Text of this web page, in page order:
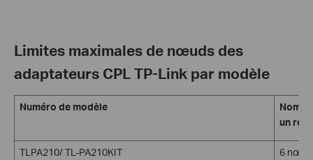
Limites maximales de nœuds des
adaptateurs CPL TP-Link par modèle
Numéro de modèle
un
TLPA210/ TL-PA210KIT
6